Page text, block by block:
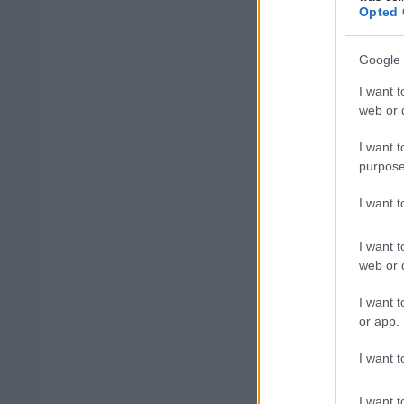
Opted
Google
I want
web or
I want
I want
I want
web or
I want
or app.
I want
μέρες
Αυτό το